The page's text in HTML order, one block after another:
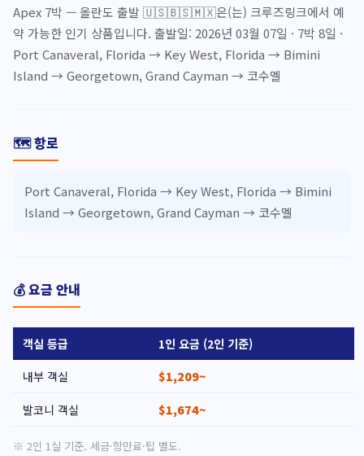
Apex 7박 — 올란도 출발 🇺🇸🇧🇸🇲🇽은(는) 크루즈링크에서 예
약 가능한 인기 상품입니다. 출발일: 2026년 03월 07일 · 7박 8일 ·
Port Canaveral, Florida → Key West, Florida → Bimini
Island → Georgetown, Grand Cayman → 코수멜
🗺️ 항로
Port Canaveral, Florida → Key West, Florida → Bimini
Island → Georgetown, Grand Cayman → 코수멜
💰 요금 안내
객실 등급
1인 요금 (2인 기준)
내부 객실
$1,209~
발코니 객실 $1,674~
※ 2인 1실 기준. 세금·항만료·팁 별도.